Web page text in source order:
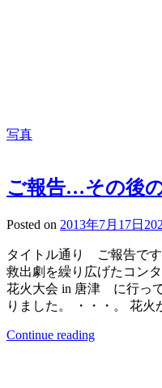
写真
ご報告…その後
Posted on 2013年7月17日
タイトル通り ご報告で
救出劇を繰り広げたコン
花火大会 in 唐津 に行っ
りました。 ・・・。 花
Continue reading